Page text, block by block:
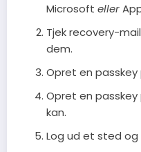
Microsoft eller
Tjek recovery-
dem.
Opret en
Opret en passkey
kan.
Log ud et sted